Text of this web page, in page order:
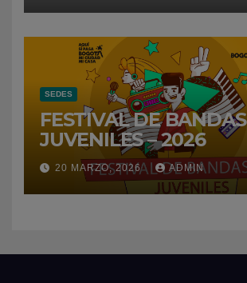
SEDES
FESTIVAL DE BANDAS
JUVENILES – 2026
20 MARZO, 2026 ADMIN